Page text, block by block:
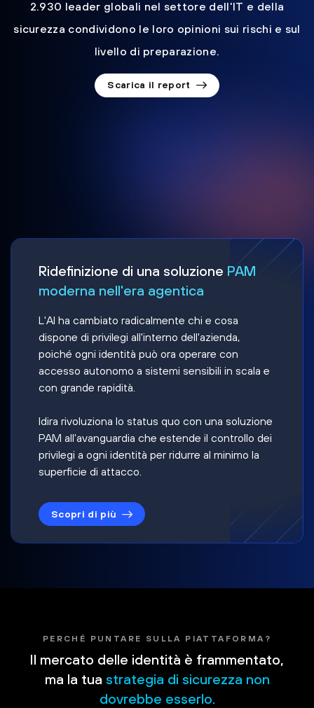
2.930 leader globali nel settore dell'IT e della
sicurezza condividono le loro opinioni sui rischi e sul
livello di preparazione.
Scarica il report
Ridefinizione di una soluzione PAM
moderna nell'era agentica
L'AI ha cambiato radicalmente chi e cosa
dispone di privilegi all'interno dell'azienda,
poiché ogni identità può ora operare con
accesso autonomo a sistemi sensibili in scala e
con grande rapidità.
Idira rivoluziona lo status quo con una soluzione
PAM all'avanguardia che estende il controllo dei
privilegi a ogni identità per ridurre al minimo la
superficie di attacco.
Scopri di più
PERCHÉ PUNTARE SULLA PIATTAFORMA?
Il mercato delle identità è frammentato,
ma la tua strategia di sicurezza non
dovrebbe esserlo.